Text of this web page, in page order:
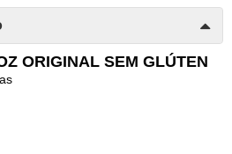
ORIGINAL SEM GLÚTEN